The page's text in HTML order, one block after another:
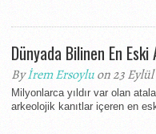
Dünyada Bilinen En
Byİrem Ersoyluon 23 Eylül
Milyonlarca yıldır var olan
arkeolojik kanıtlar içeren en